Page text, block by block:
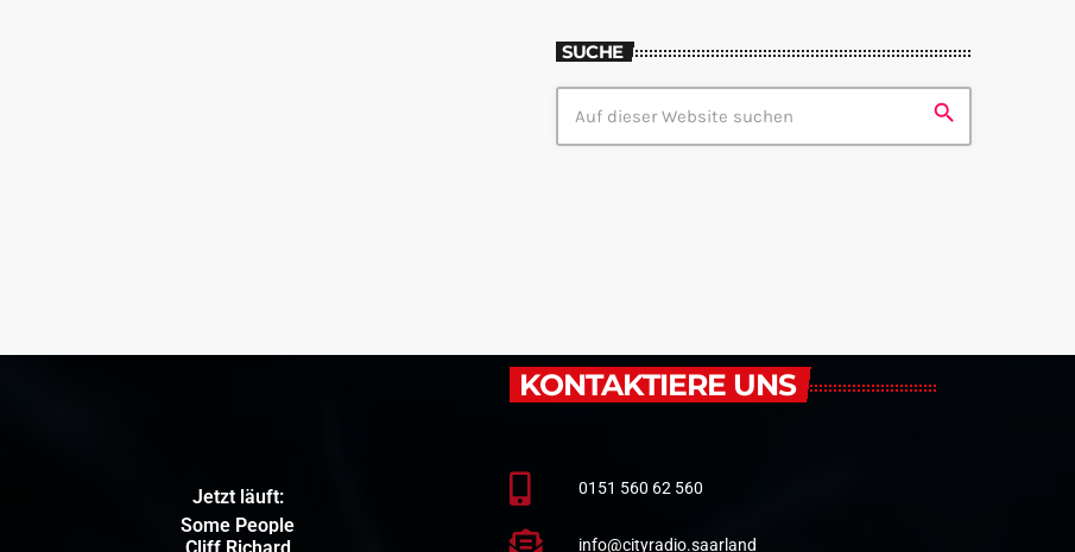
SUCHE
search
Jetzt läuft:
Some People
KONTAKTIERE UNS
0151 560 62 560
info@cityradio.saarland